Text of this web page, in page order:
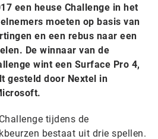
een heuse Challenge in het
moeten op basis van
en een rebus naar een
De winnaar van de
wint een Surface Pro 4,
gesteld door Nextel in
tijdens de
bestaat uit drie spellen.